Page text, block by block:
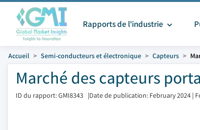
Rapports de l'industrie
Accueil Semi-conducteurs et électronique Capteurs
Marché des capteurs
ID du rapport: GMI8343 |Date de publication: February 2024 |